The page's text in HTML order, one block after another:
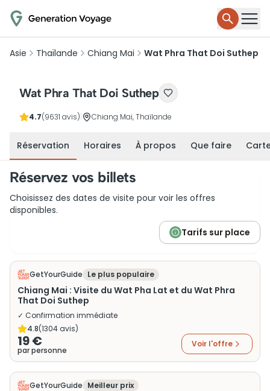
Asie Thaïlande Chiang Mai Wat Phra That Doi Suthep
Wat Phra That Doi Suthep
4.7(9631 avis) Chiang Mai, Thaïlande
Réservation Horaires À propos Que faire
Réservez vos billets
Choisissez des dates de visite pour voir les offres
disponibles.
Tarifs sur place
GetYourGuide Le plus populaire
Chiang Mai : Visite du Wat Pha Lat et du Wat Phra
That Doi Suthep
✓ Confirmation immédiate
4.8(1304avis)
19 €
par personne
Voir l'offre
GetYourGuide Meilleur prix